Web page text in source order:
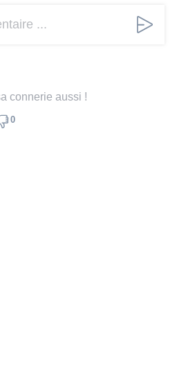
...
connerie aussi !
0